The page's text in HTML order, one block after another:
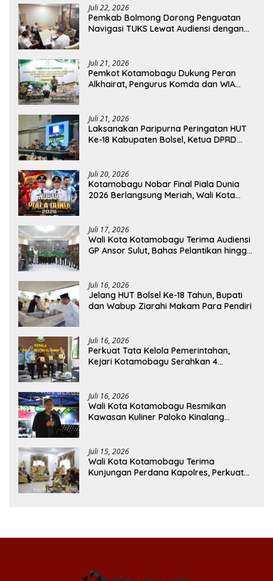
Juli 22, 2026
Pemkab Bolmong Dorong Penguatan
Navigasi TUKS Lewat Audiensi dengan
Juli 21, 2026
Pemkot Kotamobagu Dukung Peran
Alkhairat, Pengurus Komda dan WIA
Juli 21, 2026
Laksanakan Paripurna Peringatan HUT
Ke-18 Kabupaten Bolsel, Ketua DPRD
Juli 20, 2026
Kotamobagu Nobar Final Piala Dunia
2026 Berlangsung Meriah, Wali Kota
Juli 17, 2026
Wali Kota Kotamobagu Terima Audiensi
GP Ansor Sulut, Bahas Pelantikan hingga
Juli 16, 2026
Jelang HUT Bolsel Ke-18 Tahun, Bupati
dan Wabup Ziarahi Makam Para Pendiri
Juli 16, 2026
Perkuat Tata Kelola Pemerintahan,
Kejari Kotamobagu Serahkan 4
Juli 16, 2026
Wali Kota Kotamobagu Resmikan
Kawasan Kuliner Paloko Kinalang
Juli 15, 2026
Wali Kota Kotamobagu Terima
Kunjungan Perdana Kapolres, Perkuat